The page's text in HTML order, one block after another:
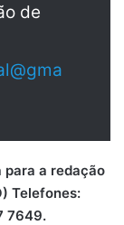
de
para a redação
Telefones:
7649.